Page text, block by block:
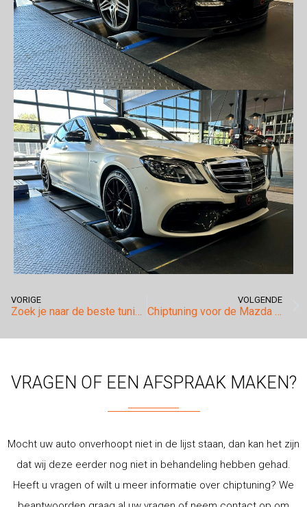
VORIGE
Zoek je naar de beste tuningoplossing voor je geliefde Porsche? Je zoektocht eindigt hier!
VOLGENDE
Chiptuning voor de Mazda 2.0 Skyactiv-G motor
VRAGEN OF EEN AFSPRAAK MAKEN?
Mocht uw auto onverhoopt niet in de lijst staan, dan kan het zijn
dat wij deze eerder nog niet in behandeling hebben gehad.
Heeft u vragen of wilt u meer informatie over chiptuning? We